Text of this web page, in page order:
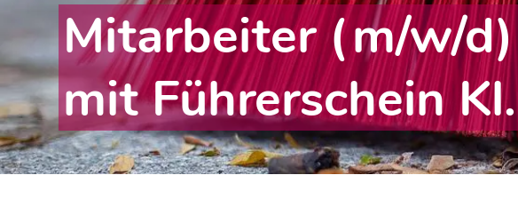
Mitarbeiter (m/w/
mit Führerschein